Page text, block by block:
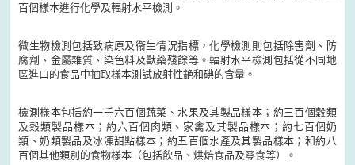
百個樣本進行化學及輻射水平檢測。
微生物檢測包括致病原及衞生情況指標，化學檢測則包括除害劑、防
腐劑、金屬雜質、染色料及獸藥殘餘等。輻射水平檢測包括從不同地
區進口的食品中抽取樣本測試放射性銫和碘的含量。
檢測樣本包括約一千六百個蔬菜、水果及其製品樣本；約三百個穀類
及穀類製品樣本；約六百個肉類、家禽及其製品樣本；約七百個奶
類、奶類製品及冰凍甜點樣本；約五百個水產及其製品樣本；和約八
百個其他類別的食物樣本（包括飲品、烘焙食品及零食等）。